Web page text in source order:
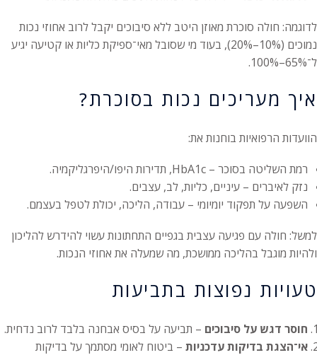
לדוגמה: חולה סוכרת מאוזן היטב ללא סיבוכים יקבל לרוב אחוזי נכות
נמוכים (10%–20%), בעוד מי שסובל מאי־ספיקת כליות או קטיעה יגיע
ל־65%–100%.
איך מעריכים נכות בסוכרת?
הוועדות הרפואיות בוחנות את:
רמת השליטה בסוכר – HbA1c, תדירות היפו/היפרגליקמיה.
נזק לאיברים – עיניים, כליות, לב, עצבים.
השפעה על תפקוד יומיומי – עבודה, הליכה, יכולת לטפל בעצמם.
למשל: חולה עם פגיעה עצבית בגפיים התחתונות עשוי להידרש להליכון
ולהיות מוגבל בהליכה ממושכת, מה שמעלה את אחוזי הנכות.
טעויות נפוצות בתביעות
חוסר דגש על סיבוכים – תביעה על בסיס אבחנה בלבד לרוב נדחית.
אי־הצגת בדיקות עדכניות – ביטוח לאומי מסתמך על בדיקות